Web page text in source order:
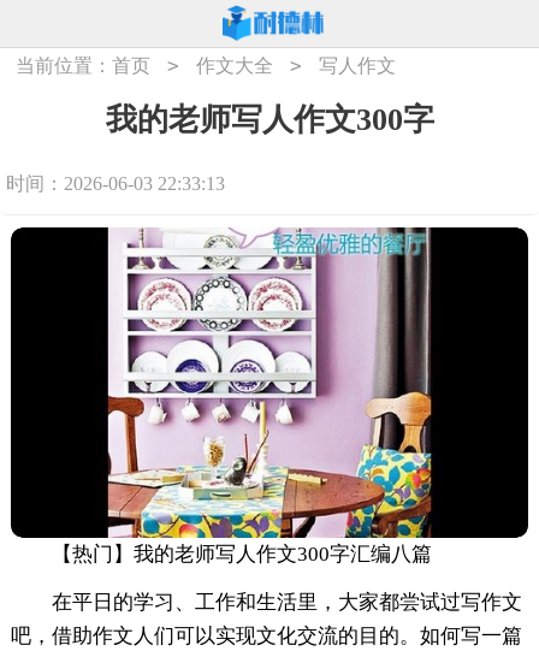
当前位置：首页 > 作文大全 > 写人作文
我的老师写人作文300字
时间：2026-06-03 22:33:13
【热门】我的老师写人作文300字汇编八篇
在平日的学习、工作和生活里，大家都尝试过写作文
吧，借助作文人们可以实现文化交流的目的。如何写一篇